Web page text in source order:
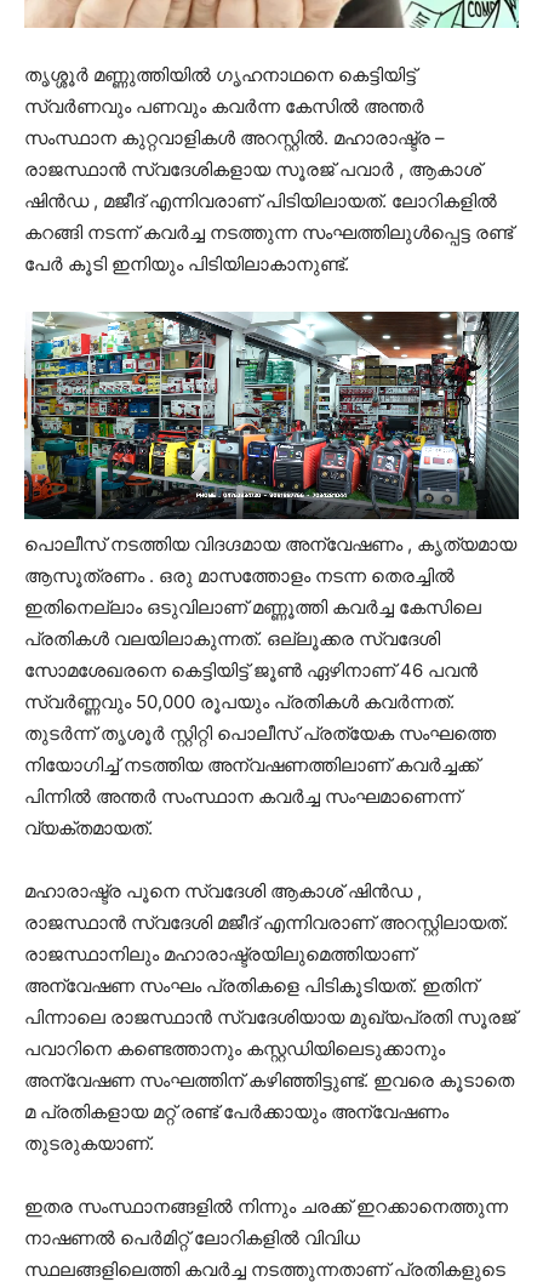
തൃശ്ശൂർ മണ്ണുത്തിയിൽ ഗൃഹനാഥനെ കെട്ടിയിട്ട്
സ്വർണവും പണവും കവർന്ന കേസിൽ അന്തർ
സംസ്ഥാന കുറ്റവാളികൾ അറസ്റ്റിൽ. മഹാരാഷ്ട്ര –
രാജസ്ഥാൻ സ്വദേശികളായ സൂരജ് പവാർ , ആകാശ്
ഷിൻഡ , മജീദ് എന്നിവരാണ് പിടിയിലായത്. ലോറികളിൽ
കറങ്ങി നടന്ന് കവർച്ച നടത്തുന്ന സംഘത്തിലുൾപ്പെട്ട രണ്ട്
പേർ കൂടി ഇനിയും പിടിയിലാകാനുണ്ട്.
പൊലീസ് നടത്തിയ വിദഗ്ദമായ അന്വേഷണം , കൃത്യമായ
ആസൂത്രണം . ഒരു മാസത്തോളം നടന്ന തെരച്ചിൽ
ഇതിനെല്ലാം ഒടുവിലാണ് മണ്ണൂത്തി കവർച്ച കേസിലെ
പ്രതികൾ വലയിലാകുന്നത്. ഒല്ലൂക്കര സ്വദേശി
സോമശേഖരനെ കെട്ടിയിട്ട് ജൂൺ ഏഴിനാണ് 46 പവൻ
സ്വർണ്ണവും 50,000 രൂപയും പ്രതികൾ കവർന്നത്.
തുടർന്ന് തൃശൂർ സ്റ്റിറ്റി പൊലീസ് പ്രത്യേക സംഘത്തെ
നിയോഗിച്ച് നടത്തിയ അന്വഷണത്തിലാണ് കവർച്ചക്ക്
പിന്നിൽ അന്തർ സംസ്ഥാന കവർച്ച സംഘമാണെന്ന്
വ്യക്തമായത്.
മഹാരാഷ്ട്ര പൂനെ സ്വദേശി ആകാശ് ഷിൻഡ ,
രാജസ്ഥാൻ സ്വദേശി മജീദ് എന്നിവരാണ് അറസ്റ്റിലായത്.
രാജസ്ഥാനിലും മഹാരാഷ്ട്രയിലുമെത്തിയാണ്
അന്വേഷണ സംഘം പ്രതികളെ പിടികൂടിയത്. ഇതിന്
പിന്നാലെ രാജസ്ഥാൻ സ്വദേശിയായ മുഖ്യപ്രതി സൂരജ്
പവാറിനെ കണ്ടെത്താനും കസ്റ്റഡിയിലെടുക്കാനും
അന്വേഷണ സംഘത്തിന് കഴിഞ്ഞിട്ടുണ്ട്. ഇവരെ കൂടാതെ
മ പ്രതികളായ മറ്റ് രണ്ട് പേർക്കായും അന്വേഷണം
തുടരുകയാണ്.
ഇതര സംസ്ഥാനങ്ങളിൽ നിന്നും ചരക്ക് ഇറക്കാനെത്തുന്ന
നാഷണൽ പെർമിറ്റ് ലോറികളിൽ വിവിധ
സ്ഥലങ്ങളിലെത്തി കവർച്ച നടത്തുന്നതാണ് പ്രതികളുടെ